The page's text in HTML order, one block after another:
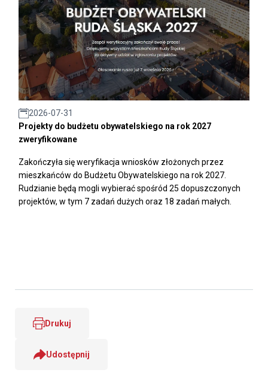
2026-07-31
Projekty do budżetu obywatelskiego na rok 2027
zweryfikowane
Zakończyła się weryfikacja wniosków złożonych przez
mieszkańców do Budżetu Obywatelskiego na rok 2027.
Rudzianie będą mogli wybierać spośród 25 dopuszczonych
projektów, w tym 7 zadań dużych oraz 18 zadań małych.
Drukuj
Udostępnij